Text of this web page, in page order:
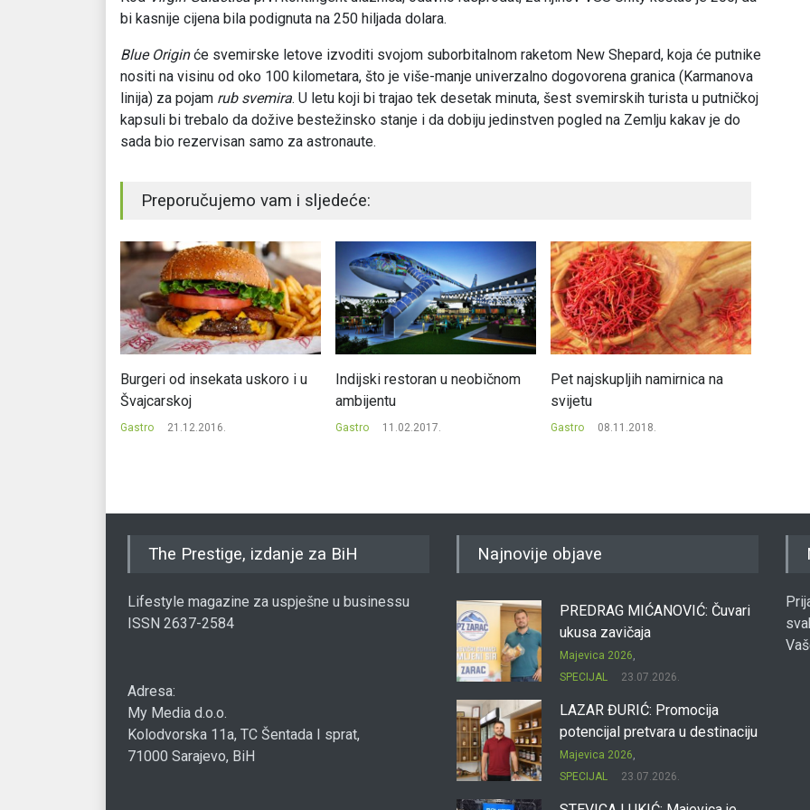
bi kasnije cijena bila podignuta na 250 hiljada dolara.
Blue Originće svemirske letove izvoditi svojom suborbitalnom raketom New Shepard, koja će putnike
nositi na visinu od oko 100 kilometara, što je više-manje univerzalno dogovorena granica (Karmanova
linija) za pojam rub svemira. U letu koji bi trajao tek desetak minuta, šest svemirskih turista u putničkoj
kapsuli bi trebalo da dožive bestežinsko stanje i da dobiju jedinstven pogled na Zemlju kakav je do
sada bio rezervisan samo za astronaute.
Preporučujemo vam i sljedeće:
Burgeri od insekata uskoro i u
Švajcarskoj
Gastro 21.12.2016.
Indijski restoran u neobičnom
ambijentu
Gastro 11.02.2017.
Pet najskupljih namirnica na
svijetu
Gastro 08.11.2018.
The Prestige, izdanje za BiH
Lifestyle magazine za uspješne u businessu
ISSN 2637-2584
Adresa:
My Media d.o.o.
Kolodvorska 11a, TC Šentada I sprat,
71000 Sarajevo, BiH
Najnovije objave
PREDRAG MIĆANOVIĆ: Čuvari
ukusa zavičaja
Majevica 2026
SPECIJAL
23.07.2026.
LAZAR ĐURIĆ: Promocija
potencijal pretvara u destinaciju
Majevica 2026
SPECIJAL
23.07.2026.